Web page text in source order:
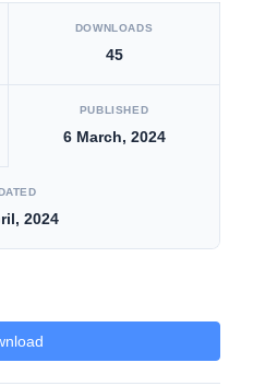
DOWNLOADS
45
PUBLISHED
6 March, 2024
2024